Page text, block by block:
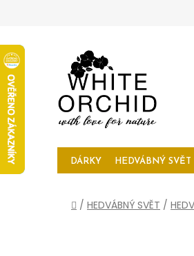
DÁRKY HEDVÁBNÝ SVĚT
Domů
/ HEDVÁBNÝ SVĚT /